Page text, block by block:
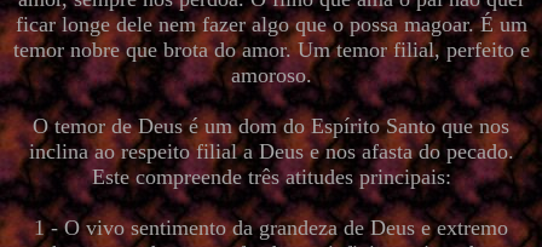
ficar longe dele nem fazer algo que o possa magoar. É um
temor nobre que brota do amor. Um temor filial, perfeito e
amoroso.
O temor de Deus é um dom do Espírito Santo que nos
inclina ao respeito filial a Deus e nos afasta do pecado.
Este compreende três atitudes principais:
1 - O vivo sentimento da grandeza de Deus e extremo